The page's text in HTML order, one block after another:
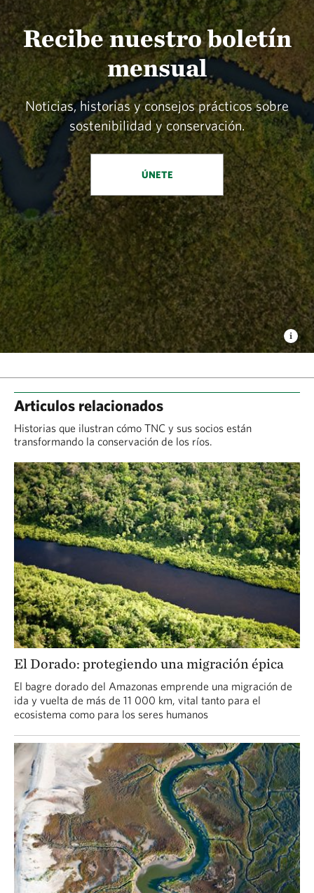
Recibe nuestro boletín
mensual
Noticias, historias y consejos prácticos sobre
sostenibilidad y conservación.
ÚNETE
Articulos relacionados
Historias que ilustran cómo TNC y sus socios están
transformando la conservación de los ríos.
El Dorado: protegiendo una migración épica
El bagre dorado del Amazonas emprende una migración de
ida y vuelta de más de 11 000 km, vital tanto para el
ecosistema como para los seres humanos